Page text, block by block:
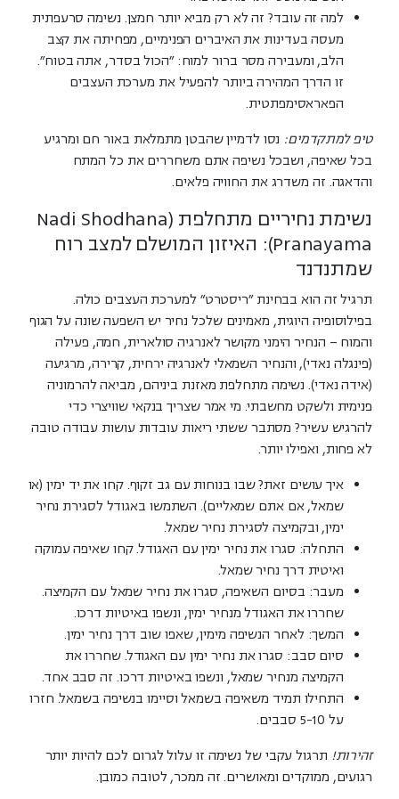
למה זה עובד?זה לא רק מביא יותר חמצן. נשימה סרעפתית
מעסה בעדינות את האיברים הפנימיים, מפחיתה את קצב
הלב, ומעבירה מסר ברור למוח: "הכול בסדר, אתה בטוח".
זו הדרך המהירה ביותר להפעיל את מערכת העצבים
הפאראסימפתטית.
טיפ למתקדמים: נסו לדמיין שהבטן מתמלאת באור חם ומרגיע
בכל שאיפה, ושבכל נשיפה אתם משחררים את כל המתח
והדאגה. זה משדרג את החוויה פלאים.
נשימת נחיריים מתחלפת (Nadi Shodhana
Pranayama): האיזון המושלם למצב רוח
שמתנדנד
תרגיל זה הוא בבחינת "ריסטרט" למערכת העצבים כולה.
בפילוסופיה היוגית, מאמינים שלכל נחיר יש השפעה שונה על הגוף
והמוח – הנחיר הימני מקושר לאנרגיה סולארית, חמה, פעילה
(פינגלה נאדי), והנחיר השמאלי לאנרגיה ירחית, קרירה, מרגיעה
(אידה נאדי). נשימה מתחלפת מאזנת ביניהם, מביאה להרמוניה
פנימית ולשקט מחשבתי. מי אמר שצריך בנקאי שוויצרי כדי
להרגיש עשיר? מסתבר ששתי ריאות עובדות עושות עבודה טובה
לא פחות, ואפילו יותר.
איך עושים זאת?שבו בנוחות עם גב זקוף. קחו את יד ימין (או
שמאל, אם אתם שמאליים). השתמשו באגודל לסגירת נחיר
ימין, ובקמיצה לסגירת נחיר שמאל.
התחלה: סגרו את נחיר ימין עם האגודל. קחו שאיפה עמוקה
ואיטית דרך נחיר שמאל.
מעבר: בסיום השאיפה, סגרו את נחיר שמאל עם הקמיצה.
שחררו את האגודל מנחיר ימין, ונשפו באיטיות דרכו.
המשך: לאחר הנשיפה מימין, שאפו שוב דרך נחיר ימין.
סיום סבב: סגרו את נחיר ימין עם האגודל. שחררו את
הקמיצה מנחיר שמאל, ונשפו באיטיות דרכו. זה סבב אחד.
התחילו תמיד משאיפה בשמאל וסיימו בנשיפה בשמאל. חזרו
על 5-10 סבבים.
זהירות! תרגול עקבי של נשימה זו עלול לגרום לכם להיות יותר
רגועים, ממוקדים ומאושרים. זה ממכר, לטובה כמובן.